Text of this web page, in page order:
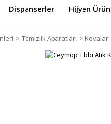
Dispanserler Hijyen
Temizlik Aparatları Kovalar